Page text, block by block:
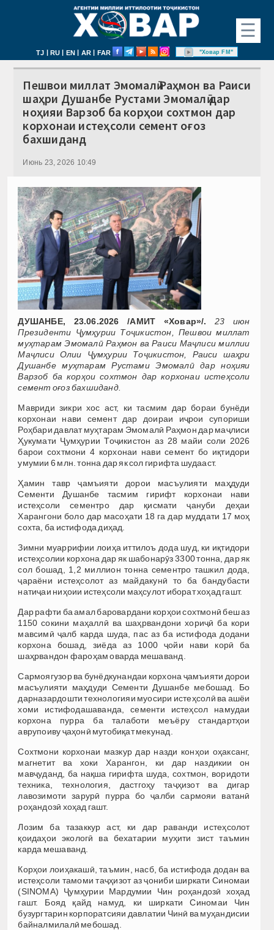
☰
TJ | RU | EN | AR | FAR "Ховар FM"
Пешвои миллат Эмомалӣ Раҳмон ва Раиси
шаҳри Душанбе Рустами Эмомалӣ дар
ноҳияи Варзоб ба корҳои сохтмон дар
корхонаи истеҳсоли семент оғоз
бахшиданд
Июнь 23, 2026 10:49
ДУШАНБЕ, 23.06.2026 /АМИТ «Ховар»/.
23 июн
Президенти Ҷумҳурии Тоҷикистон, Пешвои миллат
муҳтарам Эмомалӣ Раҳмон ва Раиси Маҷлиси миллии
Маҷлиси Олии Ҷумҳурии Тоҷикистон, Раиси шаҳри
Душанбе муҳтарам Рустами Эмомалӣ дар ноҳияи
Варзоб ба корҳои сохтмон дар корхонаи истеҳсоли
семент оғоз бахшиданд.
Мавриди зикри хос аст, ки тасмим дар бораи бунёди
корхонаи нави семент дар доираи иҷрои супориши
Роҳбари давлат муҳтарам Эмомалӣ Раҳмон дар маҷлиси
Ҳукумати Ҷумҳурии Тоҷикистон аз 28 майи соли 2026
барои сохтмони 4 корхонаи нави семент бо иқтидори
умумии 6 млн. тонна дар як сол гирифта шудааст.
Ҳамин тавр ҷамъияти дорои масъулияти маҳдуди
Сементи Душанбе тасмим гирифт корхонаи нави
истеҳсоли сементро дар қисмати ҷануби деҳаи
Харангони боло дар масоҳати 18 га дар муддати 17 моҳ
сохта, ба истифода диҳад.
Зимни муаррифии лоиҳа иттилоъ дода шуд, ки иқтидори
истеҳсолии корхона дар як шабонарӯз 3300 тонна, дар як
сол бошад, 1,2 миллион тонна сементро ташкил дода,
ҷараёни истеҳсолот аз майдакунӣ то ба бандубасти
натиҷаи ниҳоии истеҳсоли маҳсулот иборат хоҳад гашт.
Дар рафти ба амал баровардани корҳои сохтмонӣ беш аз
1150 сокини маҳаллӣ ва шаҳрвандони хориҷӣ ба кори
мавсимӣ ҷалб карда шуда, пас аз ба истифода додани
корхона бошад, зиёда аз 1000 ҷойи нави корӣ ба
шаҳрвандон фароҳам оварда мешаванд.
Сармоягузор ва бунёдкунандаи корхона ҷамъияти дорои
масъулияти маҳдуди Сементи Душанбе мебошад. Бо
дарназардошти технологияи муосири истеҳсолӣ ва ашёи
хоми истифодашаванда, сементи истеҳсол намудаи
корхона пурра ба талаботи меъёру стандартҳои
аврупоиву ҷаҳонӣ мутобиқат мекунад.
Сохтмони корхонаи мазкур дар назди конҳои оҳаксанг,
магнетит ва хоки Харангон, ки дар наздикии он
мавҷуданд, ба нақша гирифта шуда, сохтмон, воридоти
техника, технология, дастгоҳу таҷҳизот ва дигар
лавозимоти зарурӣ пурра бо ҷалби сармояи ватанӣ
роҳандозӣ хоҳад гашт.
Лозим ба тазаккур аст, ки дар раванди истеҳсолот
қоидаҳои экологӣ ва бехатарии муҳити зист таъмин
карда мешаванд.
Корҳои лоиҳакашӣ, таъмин, насб, ба истифода додан ва
истеҳсоли тамоми таҷҳизот аз ҷониби ширкати Синомаи
(SINOMA) Ҷумҳурии Мардумии Чин роҳандозӣ хоҳад
гашт. Бояд қайд намуд, ки ширкати Синомаи Чин
бузургтарин корпоратсияи давлатии Чинӣ ва муҳандисии
байналмилалӣ мебошад.